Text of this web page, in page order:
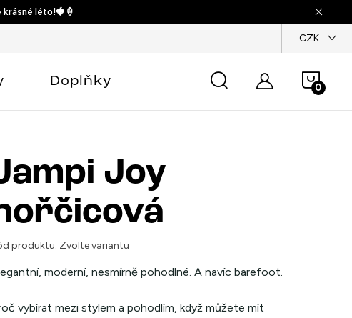
krásné léto!🍓🍦
údajů CZK
košík
Doplňky
Joy
produktu: Zvolte variantu
moderní, nesmírně pohodlné. A navíc barefoot.
vybírat mezi stylem a pohodlím, když můžete mít